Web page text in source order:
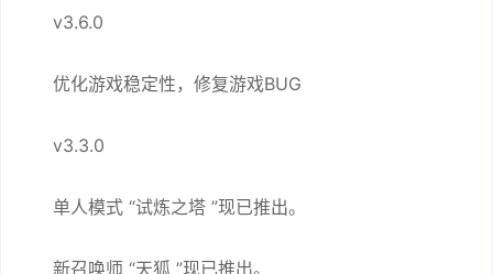
v3.6.0
优化游戏稳定性，修复游戏BUG
v3.3.0
单人模式 “试炼之塔 ”现已推出。
新召唤师 “天狐 ”现已推出。